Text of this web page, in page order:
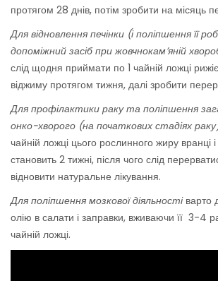
протягом 28 днів, потім зробити на місяць
Для відновлення печінки (і поліпшення її
допоміжний засіб при жовчнокам’яній
слід щодня приймати по 1 чайній ложці
віджиму протягом тижня, далі зробити
Для профілактики ракута поліпшення
онко-хворого (на початкових стадіях
чайній ложці цього рослинного жиру вранці
становить 2 тижні, після чого слід
відновити натуральне лікування.
Для поліпшення мозкової діяльностіварто
олію в салати і заправки, вживаючи її 3-4
чайній ложці.